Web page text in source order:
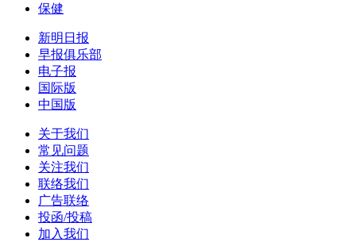
保健
新明日报
早报俱乐部
电子报
国际版
中国版
关于我们
常见问题
关注我们
联络我们
广告联络
投函/投稿
加入我们